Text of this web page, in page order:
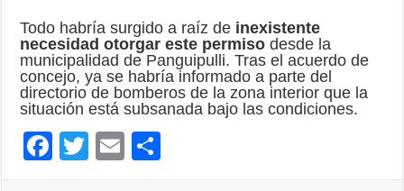
Todo habría surgido a raíz de inexistente
necesidad otorgar este permiso desde la
municipalidad de Panguipulli. Tras el acuerdo de
concejo, ya se habría informado a parte del
directorio de bomberos de la zona interior que la
situación está subsanada bajo las condiciones.
F
T
E